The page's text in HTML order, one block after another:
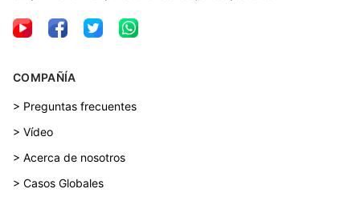
COMPAÑÍA
> Preguntas frecuentes
> Vídeo
> Acerca de nosotros
> Casos Globales